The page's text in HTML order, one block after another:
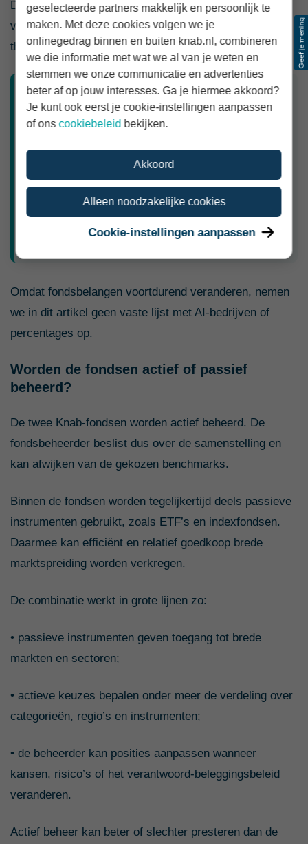
Daardoor kan de portefeuille gevoelig worden voor
verwachtingen rond AI, ook zonder dat AI als apart
thema is geselecteerd.
Blootstelling aan AI is geen garantie op
profiteren
tegenvallende belegging zijn wanneer de
aandelenkoers al zeer hoge verwachtingen bevat.
AI-investeringen kunnen bovendien duur zijn en
leveren niet ieder bedrijf automatisch extra winst
Omdat fondsbelangen voortdurend veranderen, nemen
we in dit artikel geen vaste lijst met AI-bedrijven of
percentages op.
Worden de fondsen actief of passief
beheerd?
De twee Knab-fondsen worden actief beheerd. De
fondsbeheerder beslist dus over de samenstelling en
kan afwijken van de gekozen benchmarks.
Binnen de fondsen worden tegelijkertijd deels passieve
instrumenten gebruikt, zoals ETF’s en indexfondsen.
Daarmee kan efficiënt en relatief goedkoop brede
marktspreiding worden verkregen.
De combinatie werkt in grote lijnen zo:
• passieve instrumenten geven toegang tot brede
markten en sectoren;
• actieve keuzes bepalen onder meer de verdeling over
categorieën, regio’s en instrumenten;
• de beheerder kan posities aanpassen wanneer
kansen, risico’s of het verantwoord-beleggingsbeleid
veranderen.
Actief beheer kan beter of slechter presteren dan de
geselecteerde partners makkelijk en persoonlijk te
maken. Met deze cookies volgen we je
onlinegedrag binnen en buiten knab.nl, combineren
we die informatie met wat we al van je weten en
stemmen we onze communicatie en advertenties
beter af op jouw interesses. Ga je hiermee akkoord?
Je kunt ook eerst je cookie-instellingen aanpassen
of onscookiebeleid bekijken.
Akkoord
Alleen noodzakelijke cookies
Cookie-instellingen aanpassen